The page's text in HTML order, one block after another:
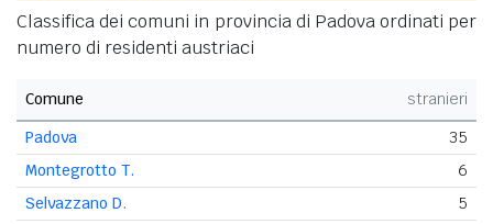
Classifica dei comuni in provincia di Padova ordinati per
numero di residenti austriaci
Comune
stranieri
Padova
35
Montegrotto T.
6
Selvazzano D.
5